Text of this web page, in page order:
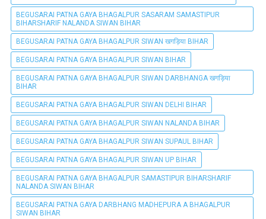
BEGUSARAI PATNA GAYA BHAGALPUR SASARAM SAMASTIPUR
BIHARSHARIF NALANDA SIWAN BIHAR
BEGUSARAI PATNA GAYA BHAGALPUR SIWAN खगड़िया BIHAR
BEGUSARAI PATNA GAYA BHAGALPUR SIWAN BIHAR
BEGUSARAI PATNA GAYA BHAGALPUR SIWAN DARBHANGA खगड़िया
BIHAR
BEGUSARAI PATNA GAYA BHAGALPUR SIWAN DELHI BIHAR
BEGUSARAI PATNA GAYA BHAGALPUR SIWAN NALANDA BIHAR
BEGUSARAI PATNA GAYA BHAGALPUR SIWAN SUPAUL BIHAR
BEGUSARAI PATNA GAYA BHAGALPUR SIWAN UP BIHAR
BEGUSARAI PATNA GAYA BHAGALPUR SAMASTIPUR BIHARSHARIF
NALANDA SIWAN BIHAR
BEGUSARAI PATNA GAYA DARBHANG MADHEPURA A BHAGALPUR
SIWAN BIHAR